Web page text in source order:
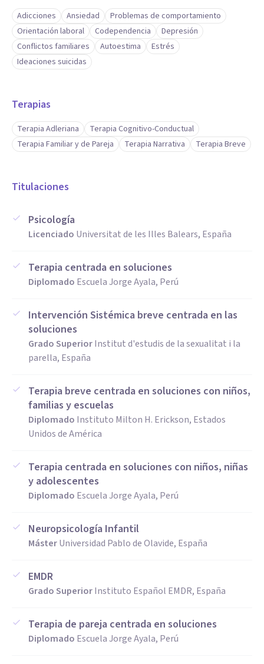
Adicciones Ansiedad
Problemas de comportamiento
Orientación laboral
Codependencia
Depresión
Conflictos familiares
Autoestima
Estrés
Ideaciones suicidas
Terapias
Terapia Adleriana
Terapia Cognitivo-Conductual
Terapia Familiar y de Pareja
Terapia Narrativa Terapia Breve
Titulaciones
Psicología
Licenciado Universitat de les Illes Balears, España
Terapia centrada en soluciones
Diplomado Escuela Jorge Ayala, Perú
Intervención Sistémica breve centrada en las
soluciones
Grado SuperiorInstitut d'estudis de la sexualitat i la
parella, España
Terapia breve centrada en soluciones con niños,
familias y escuelas
Diplomado Instituto Milton H. Erickson, Estados
Unidos de América
Terapia centrada en soluciones con niños, niñas
y adolescentes
Diplomado Escuela Jorge Ayala, Perú
Neuropsicología Infantil
MásterUniversidad Pablo de Olavide, España
EMDR
Grado SuperiorInstituto Español EMDR, España
Terapia de pareja centrada en soluciones
Diplomado Escuela Jorge Ayala, Perú